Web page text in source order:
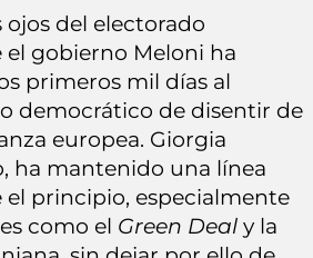
del electorado
el gobierno Meloni ha
primeros mil días al
democrático de disentir de
europea. Giorgia
ha mantenido una línea
el principio, especialmente
como el Green Deal y la